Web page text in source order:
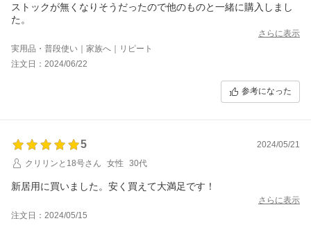
ストックが無くなりそうだったので他のものと一緒に購入しまし
た。
さらに表示
実用品・普段使い｜家族へ｜リピート
注文日：2024/06/22
参考になった
5
2024/05/21
クリリンと18号さん
女性 30代
新居用に買いました。安く買えて大満足です！
さらに表示
注文日：2024/05/15